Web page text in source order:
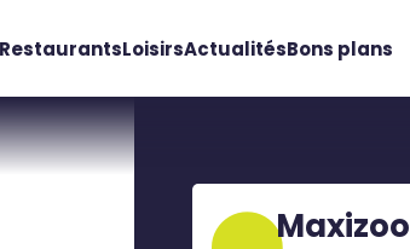
RestaurantsLoisirsActualitésBons plans
Maxizoo